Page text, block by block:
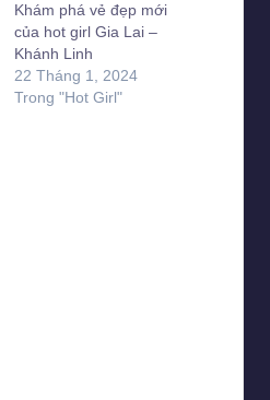
Khám phá vẻ đẹp mới
của hot girl Gia Lai –
Khánh Linh
22 Tháng 1, 2024
Trong "Hot Girl"